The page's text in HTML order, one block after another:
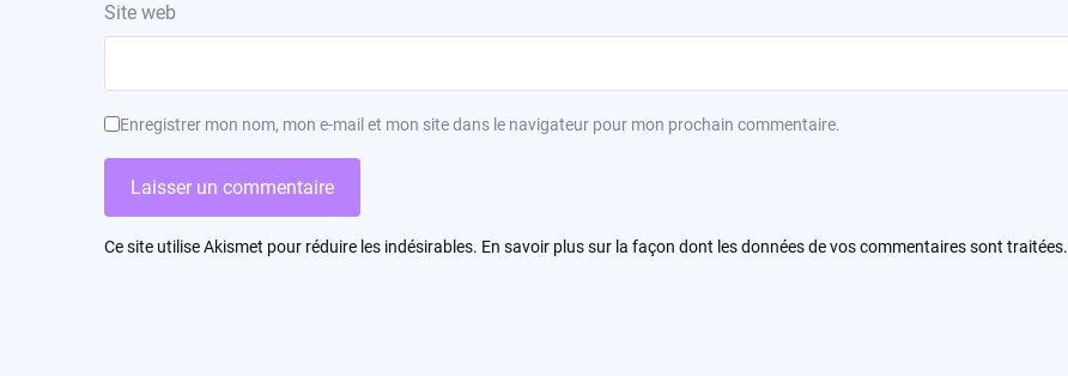
Site web
Enregistrer mon nom, mon e-mail et mon site dans le navigateur pour mon prochain commentaire.
Ce site utilise Akismet pour réduire les indésirables. En savoir plus sur la façon dont les données de vos commentaires sont traitées.